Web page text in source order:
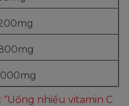
“Uống nhiều vitamin C